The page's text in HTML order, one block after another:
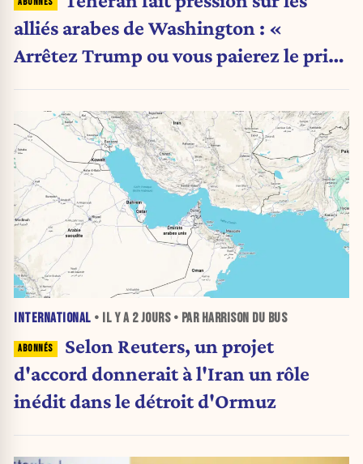
alliés arabes de Washington : «
Arrêtez Trump ou vous paierez le prix
INTERNATIONAL • IL Y A 2 JOURS• PAR HARRISON DU BUS
Selon Reuters, un projet
d'accord donnerait à l'Iran un rôle
inédit dans le détroit d'Ormuz